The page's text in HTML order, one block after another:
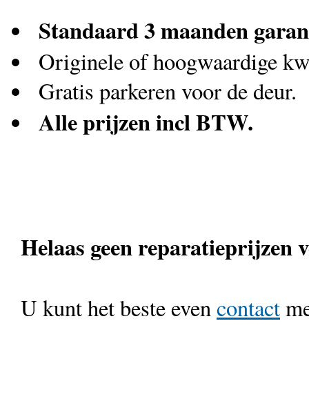
Standaard 3 maanden
Originele of hoogwaardige
Gratis parkeren voor de deur.
Alle prijzen incl BTW.
Helaas geen reparatieprijzen
U kunt het beste evencontact